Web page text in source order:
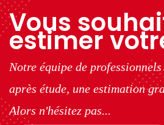
Vous
estimer
Notre équipe de
après étude, une estimation
Alors n'hésitez pas...